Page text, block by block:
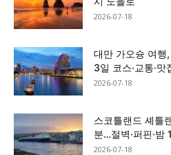
2026-07-18
대만 가오슝 여
3일 코스·교통·맛
2026-07-18
스코틀랜드 셰틀
분…절벽·퍼핀·밤
2026-07-18